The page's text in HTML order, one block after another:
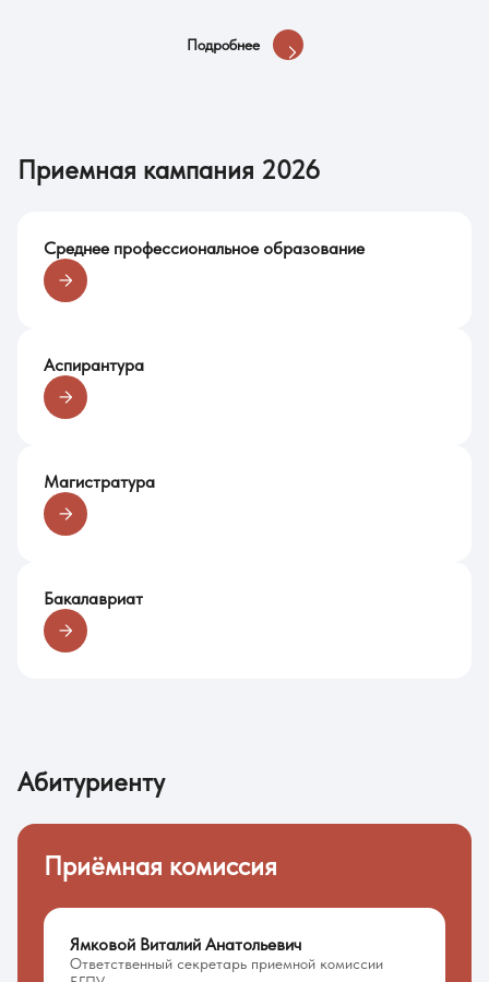
подготовки), по которым осуществляет подготовку
университет, можно на странице
«Образовательные
Подробнее
Приемная кампания 2026
Среднее профессиональное образование
Аспирантура
Магистратура
Бакалавриат
Абитуриенту
Приёмная комиссия
Ямковой Виталий Анатольевич
Ответственный секретарь приемной комиссии